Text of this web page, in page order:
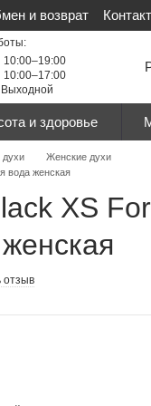
и возврат
Сертификаты
10:00–19:00
10:00–17:00
Выходной
и здоровье
Женские духи
вода женская
XS
отзыв